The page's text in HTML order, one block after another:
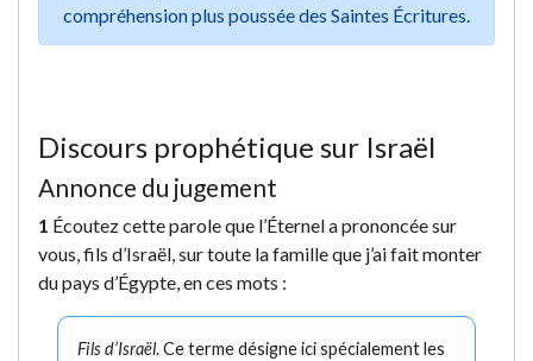
compréhension plus poussée des Saintes Écritures.
Discours prophétique sur Israël
Annonce du jugement
1 Écoutez cette parole que l’Éternel a prononcée sur
vous, fils d’Israël, sur toute la famille que j’ai fait monter
du pays d’Égypte, en ces mots :
Fils d’Israël. Ce terme désigne ici spécialement les